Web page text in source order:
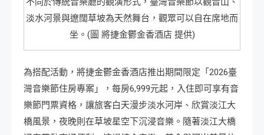
淡水河景與遼闊草坡為天然舞台，觀眾可以自在席地而
坐。(圖 將捷金鬱金香酒店 提供)
為搭配活動，將捷金鬱金香酒店推出期間限定「2026臺
灣音樂節住房專案」，每房6,999元起，入住即可享有音
樂節門票資格，讓旅客白天漫步淡水河岸、欣賞淡江大
橋風景，夜晚則在草坡星空下沉浸音樂。隨著淡江大橋